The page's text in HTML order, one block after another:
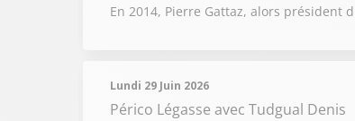
En 2014, Pierre Gattaz, alors président
Lundi 29 Juin 2026
Périco Légasse avec Tudgual Denis